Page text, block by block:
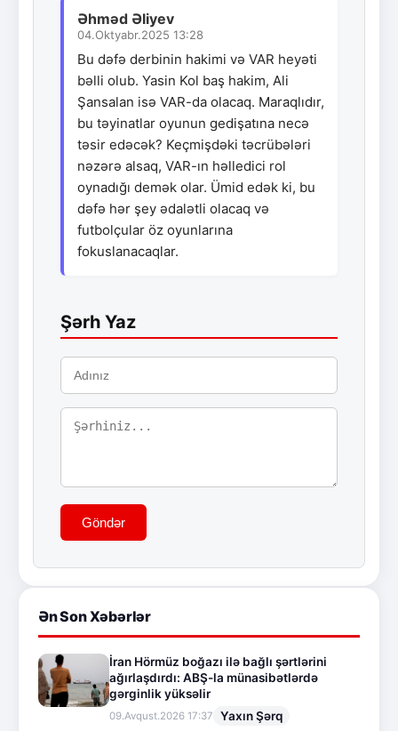
Əhməd Əliyev
04.Oktyabr.2025 13:28
Bu dəfə derbinin hakimi və VAR heyəti
bəlli olub. Yasin Kol baş hakim, Ali
Şansalan isə VAR-da olacaq. Maraqlıdır,
bu təyinatlar oyunun gedişatına necə
təsir edəcək? Keçmişdəki təcrübələri
nəzərə alsaq, VAR-ın həlledici rol
oynadığı demək olar. Ümid edək ki, bu
dəfə hər şey ədalətli olacaq və
futbolçular öz oyunlarına
fokuslanacaqlar.
Şərh Yaz
Göndər
Ən Son Xəbərlər
İran Hörmüz boğazı ilə bağlı şərtlərini
ağırlaşdırdı: ABŞ-la münasibətlərdə
gərginlik yüksəlir
09.Avqust.2026 17:37 Yaxın Şərq